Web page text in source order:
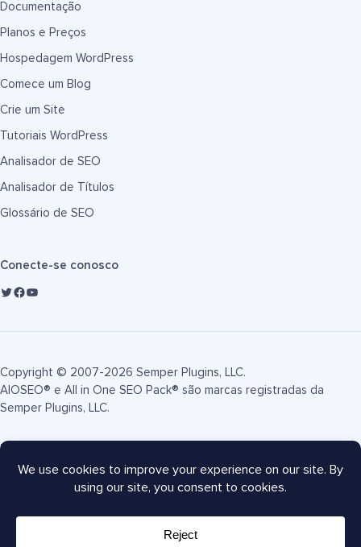
Documentação
Planos e Preços
Hospedagem WordPress
Comece um Blog
Crie um Site
Tutoriais WordPress
Analisador de SEO
Analisador de Títulos
Glossário de SEO
Conecte-se conosco
Copyright © 2007-2026 Semper Plugins, LLC.
AIOSEO® e All in One SEO Pack® são marcas registradas da
Semper Plugins, LLC.
Termos de Serviço
Mapa do site
Cupom AIOSEO